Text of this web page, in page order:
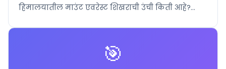
हिमालयातील माउंट एवरेस्ट शिखराची उंची किती आहे?...
🎯